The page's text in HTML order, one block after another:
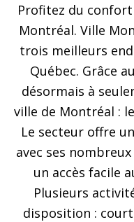
Profitez du
Montréal. Ville
trois meilleurs
Québec. Grâce
désormais à
ville de Montréal :
Le secteur offre
avec ses
un accès facile
Plusieurs
disposition :